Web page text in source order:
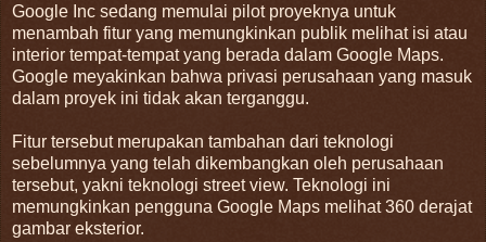
Google Inc sedang memulai pilot proyeknya untuk
menambah fitur yang memungkinkan publik melihat isi atau
interior tempat-tempat yang berada dalam Google Maps.
Google meyakinkan bahwa privasi perusahaan yang masuk
dalam proyek ini tidak akan terganggu.
Fitur tersebut merupakan tambahan dari teknologi
sebelumnya yang telah dikembangkan oleh perusahaan
tersebut, yakni teknologi street view. Teknologi ini
memungkinkan pengguna Google Maps melihat 360 derajat
gambar eksterior.